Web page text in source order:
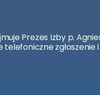
Prezes Izby p.
telefoniczne